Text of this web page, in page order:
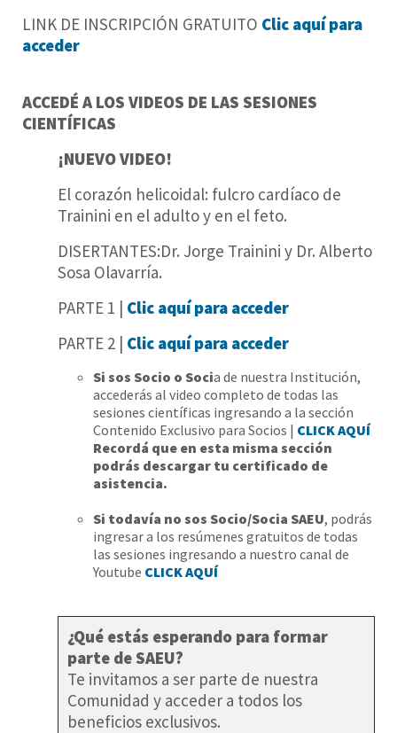
LINK DE INSCRIPCIÓN GRATUITO Clic aquí para
acceder
ACCEDÉ A LOS VIDEOS DE LAS SESIONES
CIENTÍFICAS
¡NUEVO VIDEO!
El corazón helicoidal: fulcro cardíaco de
Trainini en el adulto y en el feto.
DISERTANTES:Dr. Jorge Trainini y Dr. Alberto
Sosa Olavarría.
PARTE 1 | Clic aquí para acceder
PARTE 2 | Clic aquí para acceder
Si sos Socio o Socia de nuestra Institución,
accederás al video completo de todas las
sesiones científicas ingresando a la sección
Contenido Exclusivo para Socios | CLICK AQUÍ
Recordá que en esta misma sección
podrás descargar tu certificado de
asistencia.
Si todavía no sos Socio/Socia SAEU, podrás
ingresar a los resúmenes gratuitos de todas
las sesiones ingresando a nuestro canal de
Youtube CLICK AQUÍ
¿Qué estás esperando para formar
parte de SAEU?
Te invitamos a ser parte de nuestra
Comunidad y acceder a todos los
beneficios exclusivos.